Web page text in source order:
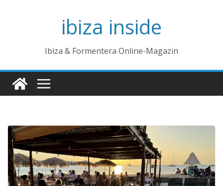
ibiza inside
Ibiza & Formentera Online-Magazin